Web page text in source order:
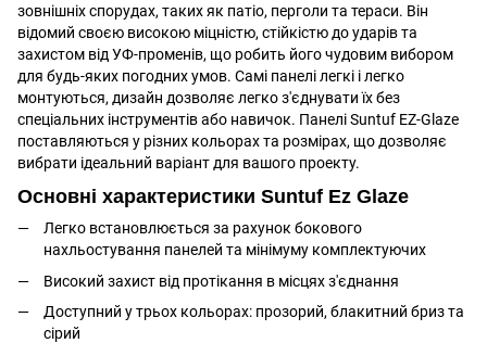
зовнішніх спорудах, таких як патіо, перголи та тераси. Він
відомий своєю високою міцністю, стійкістю до ударів та
захистом від УФ-променів, що робить його чудовим вибором
для будь-яких погодних умов. Самі панелі легкі і легко
монтуються, дизайн дозволяє легко з'єднувати їх без
спеціальних інструментів або навичок. Панелі Suntuf EZ-Glaze
поставляються у різних кольорах та розмірах, що дозволяє
вибрати ідеальний варіант для вашого проекту.
Основні характеристики Suntuf Ez Glaze
Легко встановлюється за рахунок бокового
нахльостування панелей та мінімуму комплектуючих
Високий захист від протікання в місцях з'єднання
Доступний у трьох кольорах: прозорий, блакитний бриз та
сірий